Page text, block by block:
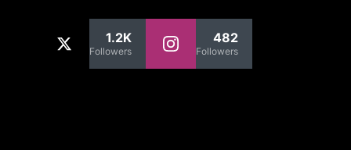
1.2K
Followers
482
Followers